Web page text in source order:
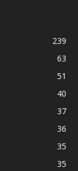
239
63
51
40
37
36
35
35